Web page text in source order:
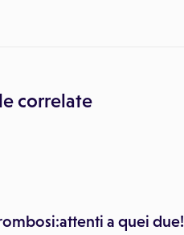
correlate
a quei due!